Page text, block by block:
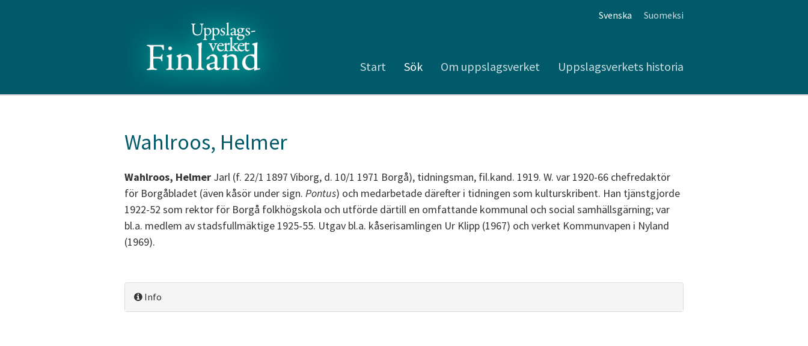
Svenska Suomeksi
Start Sök Om uppslagsverket Uppslagsverkets historia
Wahlroos, Helmer
Wahlroos, Helmer Jarl (f. 22/1 1897 Viborg, d. 10/1 1971 Borgå), tidningsman, fil.kand. 1919. W. var 1920-66 chefredaktör
för Borgåbladet (även kåsör under sign. Pontus) och medarbetade därefter i tidningen som kulturskribent. Han tjänstgjorde
1922-52 som rektor för Borgå folkhögskola och utförde därtill en omfattande kommunal och social samhällsgärning; var
bl.a. medlem av stadsfullmäktige 1925-55. Utgav bl.a. kåserisamlingen Ur Klipp (1967) och verket Kommunvapen i Nyland
(1969).
Info